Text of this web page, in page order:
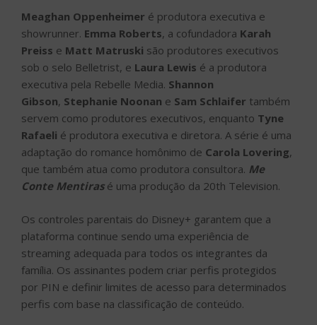
Meaghan Oppenheimer é produtora executiva e
showrunner. Emma Roberts, a cofundadora Karah
Preiss e Matt Matruski são produtores executivos
sob o selo Belletrist, e Laura Lewis é a produtora
executiva pela Rebelle Media. Shannon
Gibson, Stephanie Noonan e Sam Schlaifer também
servem como produtores executivos, enquanto Tyne
Rafaeli é produtora executiva e diretora. A série é uma
adaptação do romance homônimo de Carola Lovering,
que também atua como produtora consultora. Me
Conte Mentiras é uma produção da 20th Television.
Os controles parentais do Disney+ garantem que a
plataforma continue sendo uma experiência de
streaming adequada para todos os integrantes da
família. Os assinantes podem criar perfis protegidos
por PIN e definir limites de acesso para determinados
perfis com base na classificação de conteúdo.